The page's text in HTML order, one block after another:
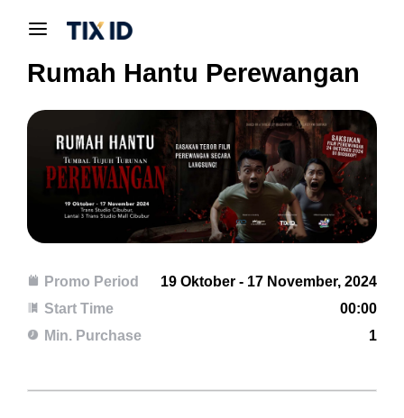
Rumah Hantu Perewangan
Promo Period
19 Oktober - 17 November, 2024
Start Time
00:00
Min. Purchase
1